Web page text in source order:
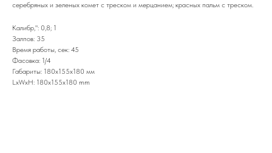
серебряных и зеленых комет с треском и мерцанием; красных пальм с треском.
Калибр,": 0,8; 1
Залпов: 35
Время работы, сек: 45
Фасовка: 1/4
Габариты: 180x155x180 мм
LxWxH: 180x155x180 mm